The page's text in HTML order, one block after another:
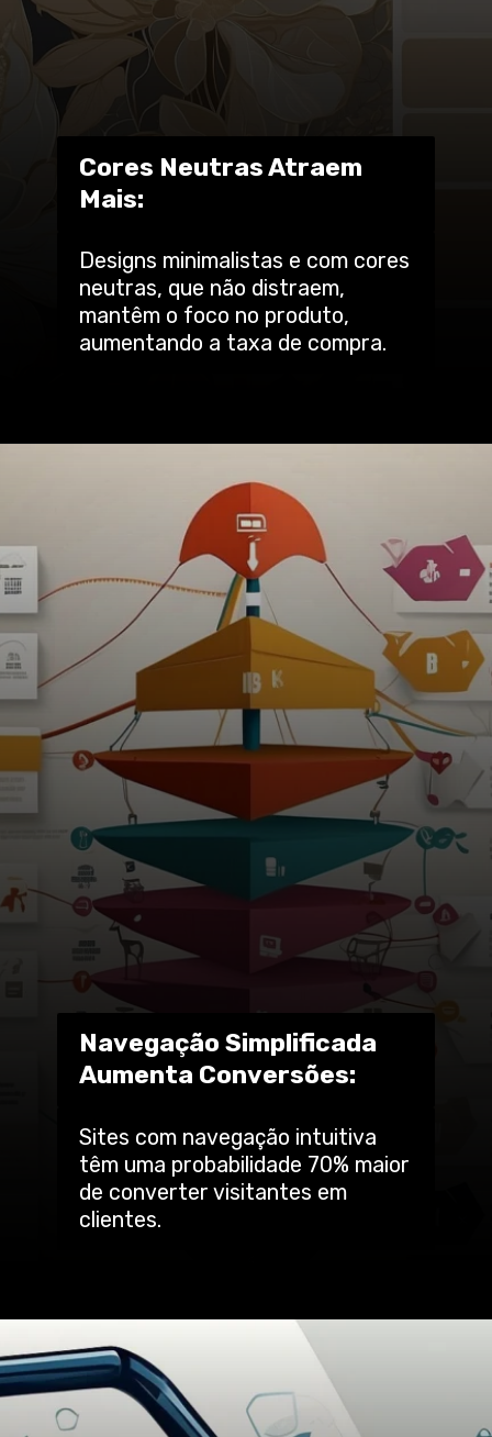
Designs minimalistas e com cores
neutras, que não distraem,
mantêm o foco no produto,
aumentando a taxa de compra.
Cores Neutras Atraem
Mais:
Sites com navegação intuitiva
têm uma probabilidade 70% maior
de converter visitantes em
clientes.
Navegação Simplificada
Aumenta Conversões: